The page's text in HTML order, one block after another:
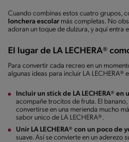
Cuando combinas estos cuatro grupos,
lonchera escolar más completas. No
adoran un toque de dulzura, y aquí entra
El lugar de LA LECHERA®
Para convertir cada recreo en un
algunas ideas para incluir LA LECHERA®
Incluir un stick de LA LECHERA®
acompañe trocitos de fruta. El
convertirse en una merienda mucho
sabor unico de LA LECHERA®.
Unir LA LECHERA® con un poco de
suave. Así se convierte en un aderezo